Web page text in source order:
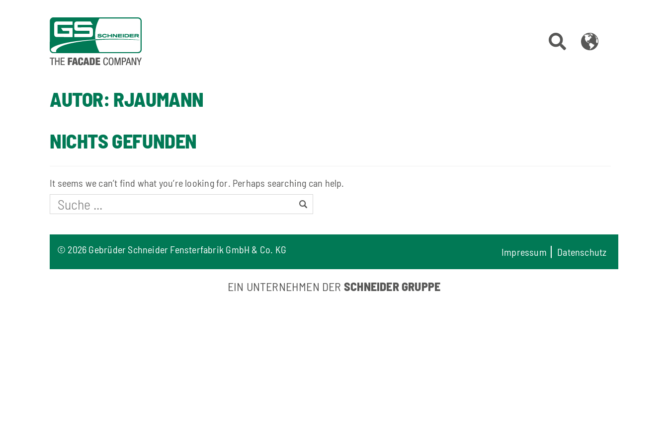
AUTOR: RJAUMANN
NICHTS GEFUNDEN
It seems we can’t find what you’re looking for. Perhaps searching can help.
© 2026 Gebrüder Schneider Fensterfabrik GmbH & Co. KG Impressum Datenschutz
EIN UNTERNEHMEN DER SCHNEIDER GRUPPE